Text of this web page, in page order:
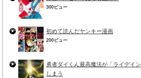
300ビュー
初めて読んだヤンキー漫画
200ビュー
勇者ダイくん最高魔法が「ライデイ
しまう